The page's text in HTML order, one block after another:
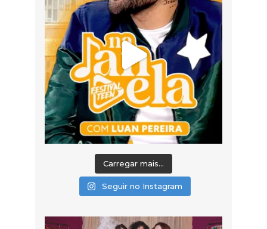
Carregar mais...
Seguir no Instagram